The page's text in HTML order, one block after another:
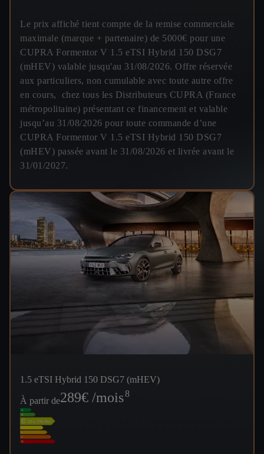
Le prix affiché tient compte de la remise commerciale
maximale (marque + partenaire) de 5000€ pour une
CUPRA Formentor V 1.5 eTSI Hybrid 150 DSG7
(mHEV) valable jusqu'au 31/08/2026. Offre réservée
aux particuliers, non cumulable avec toute autre offre
en cours, chez tous les Distributeurs CUPRA (France
métropolitaine) présentant ce financement et valable
jusqu’au 31/08/2026 pour toute commande d’une
CUPRA Formentor V 1.5 eTSI Hybrid 150 DSG7
(mHEV) passée avant le 31/08/2026 et livrée avant le
31/01/2027.
1.5 eTSI Hybrid 150 DSG7 (mHEV)
À partir de289€ /mois8